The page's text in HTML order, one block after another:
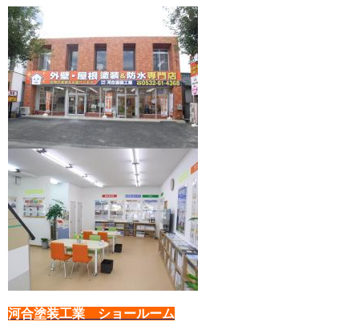
河合塗装工業 ショールーム